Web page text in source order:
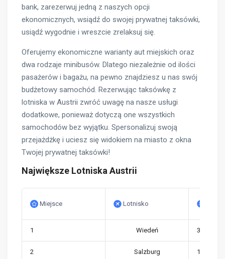
bank, zarezerwuj jedną z naszych opcji
ekonomicznych, wsiądź do swojej prywatnej taksówki,
usiądź wygodnie i wreszcie zrelaksuj się.
Oferujemy ekonomiczne warianty aut miejskich oraz
dwa rodzaje minibusów. Dlatego niezależnie od ilości
pasażerów i bagażu, na pewno znajdziesz u nas swój
budżetowy samochód. Rezerwując taksówkę z
lotniska w Austrii zwróć uwagę na nasze usługi
dodatkowe, ponieważ dotyczą one wszystkich
samochodów bez wyjątku. Spersonalizuj swoją
przejażdżkę i uciesz się widokiem na miasto z okna
Twojej prywatnej taksówki!
Największe Lotniska Austrii
Miejsce Lotnisko
1 Wiedeń
2 Salzburg 1,717,991